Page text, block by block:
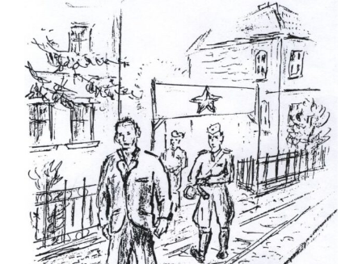
Bild